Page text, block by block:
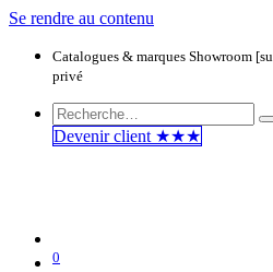
Se rendre au contenu
Catalogues & marques Showroom
privé
Devenir clie​​​​​​nt ★★★
0